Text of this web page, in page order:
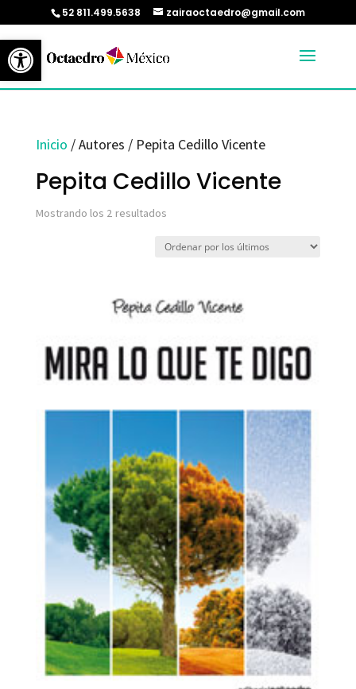
Abrir barra de herramientas
52 811.499.5638 zairaoctaedro@gmail.com
Inicio / Autores / Pepita Cedillo Vicente
Pepita Cedillo Vicente
Mostrando los 2 resultadosOrdenado